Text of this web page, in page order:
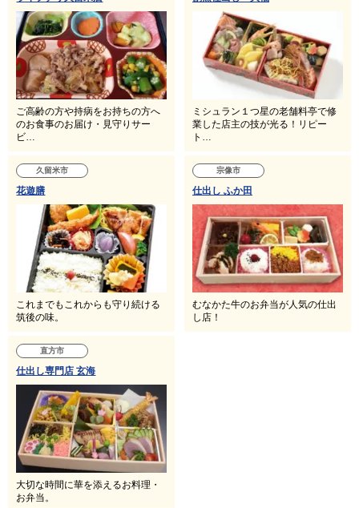
ご高齢の方や持病をお持ちの方へ
のお食事のお届け・見守りサー
ビ…
ミシュラン１つ星の老舗料亭で修
業した店主の技が光る！リピー
ト…
久留米市
花遊膳
これまでもこれからも守り続ける
筑後の味。
宗像市
仕出し ふか田
むなかた牛のお弁当が人気の仕出
し店！
直方市
仕出し専門店 玄海
大切な時間に華を添えるお料理・
お弁当。